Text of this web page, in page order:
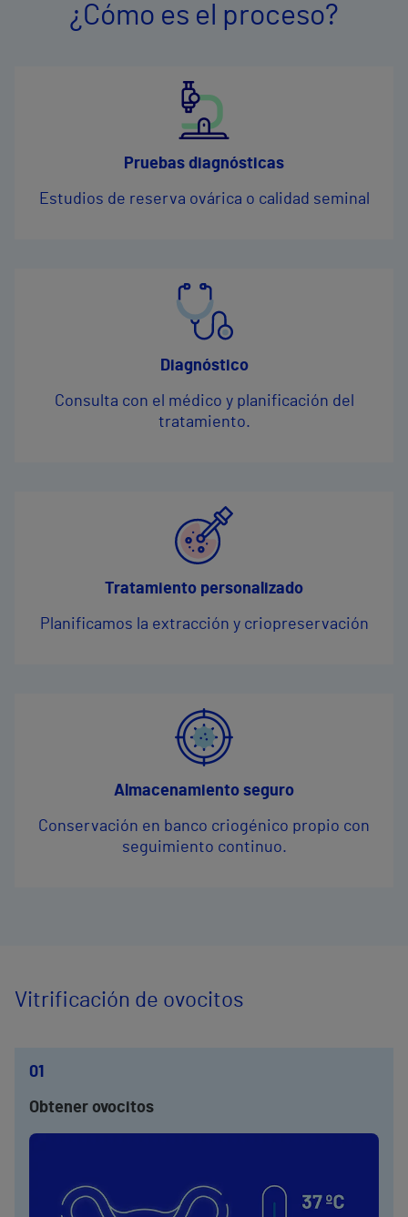
¿Cómo es el proceso?
Pruebas diagnósticas
Estudios de reserva ovárica o calidad seminal
Diagnóstico
Consulta con el médico y planificación del
tratamiento.
Tratamiento personalizado
Planificamos la extracción y criopreservación
Almacenamiento seguro
Conservación en banco criogénico propio con
seguimiento continuo.
Vitrificación de ovocitos
01
Obtener ovocitos